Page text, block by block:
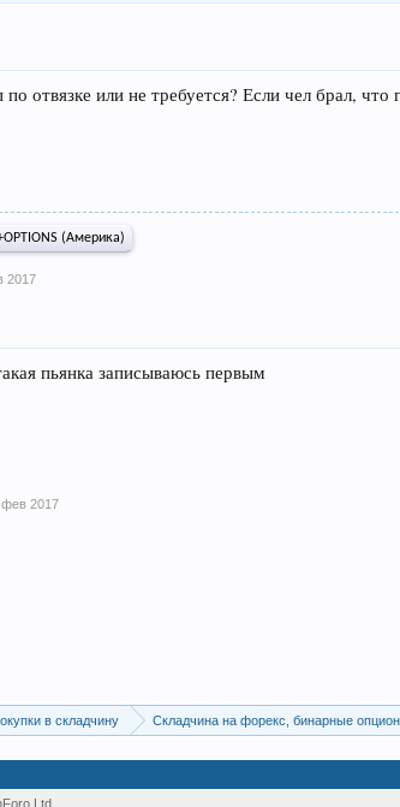
по отвязке или не требуется? Если чел брал,
(Америка)
2017
пьянка записываюсь первым
фев 2017
в складчину Складчина на форекс, бинарные
Ltd.